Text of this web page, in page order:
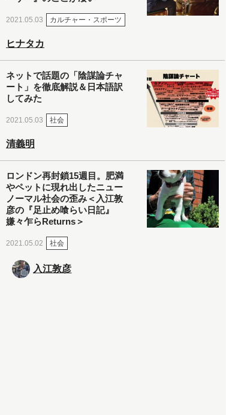
2021.05.03 カルチャー・スポーツ
ヒナタカ
ネットで話題の「陰謀論チャ
ート」を徹底解説＆日本語訳
してみた
2021.05.03 社会
清義明
ロンドン再封鎖15週目。肥満
やペットに現れ出したニュー
ノーマル社会の歪み＜入江敦
彦の『足止め喰らい日記』
嫌々乍らReturns＞
2021.05.02 社会
入江敦彦